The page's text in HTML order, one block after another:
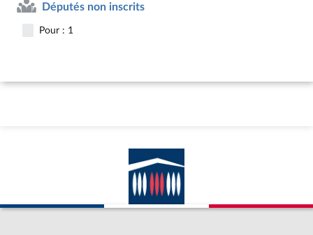
Députés non inscrits
Pour : 1